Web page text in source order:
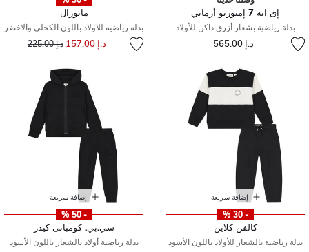
إى ايه 7 إمبوريو أرماني
بدلة رياضية بشعار أزرق داكن للأولاد
د.إ 565.00
مايورال
بدله رياضيه للاولاد باللون الكحلى والاخضر
د.إ 157.00 سعر مخفض من
د.إ 225.00 إلى
إضافة سريعة
- 30 %
كالفن كلاين
بدلة رياضية بالشعار للأولاد باللون الأسود
إضافة سريعة
- 50 %
سي.بي. كومبانى كيدز
بدلة رياضية أولاد بالشعار باللون الأسود